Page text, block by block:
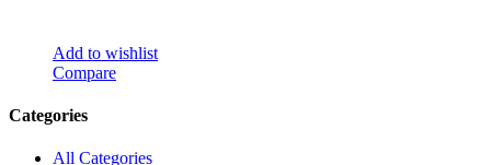
Add to wishlist
Compare
Categories
All Categories